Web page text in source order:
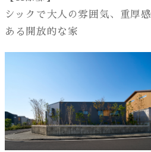
シックで大人の雰囲気、重厚感
ある開放的な家